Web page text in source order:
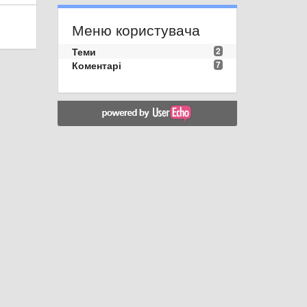
Меню користувача
2
Теми
7
Коментарі